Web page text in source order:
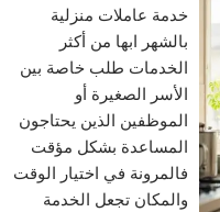
خدمة عاملات منزلية
بالشهر ابها من أكثر
الخدمات طلب خاصة بين
الأسر الصغيرة أو
الموظفين الذين يحتاجون
المساعدة بشكل مؤقت
فالمرونة في اختيار الوقت
والمكان تجعل الخدمة